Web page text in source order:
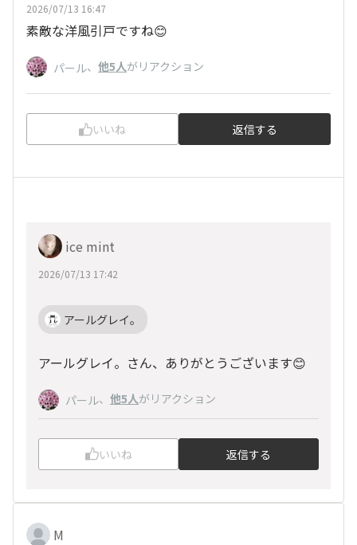
2026/07/13 16:47
素敵な洋風引戸ですね😊
パール、 他5人がリアクション
いいね 返信する
ice mint
2026/07/13 17:42
アールグレイ。
アールグレイ。さん、ありがとうございます😊
パール、 他5人がリアクション
いいね 返信する
M